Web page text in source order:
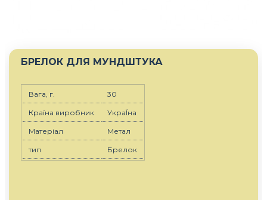
БРЕЛОК ДЛЯ МУНДШТУКА
Вага, г. 30
Країна виробник УкраЇна
Матеріал Метал
тип Брелок